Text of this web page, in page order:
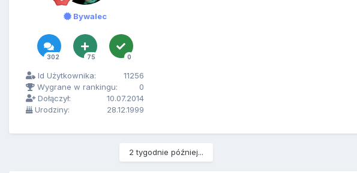
Bywalec
302 75 0
Id Użytkownika:
11256
Wygrane w rankingu:
0
Dołączył:
10.07.2014
Urodziny:
28.12.1999
2 tygodnie później...